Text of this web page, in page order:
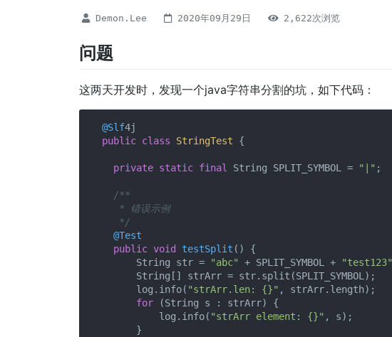
Demon.Lee 2020年09月29日 2,622次浏览
问题
这两天开发时，发现一个java字符串分割的坑，如下代码：
@Slf4j
public class StringTest {
private static final String SPLIT_SYMBOL = "|" ;
/**
     * 错误示例
     */
@Test
public void testSplit ()
{
        String str =
"abc" + SPLIT_SYMBOL + "test123"
        String[] strArr = str.split(SPLIT_SYMBOL);
        log.info(
"strArr.len: {}" , strArr.length);
for (String s : strArr) {
            log.info(
"strArr element: {}" , s);
        }